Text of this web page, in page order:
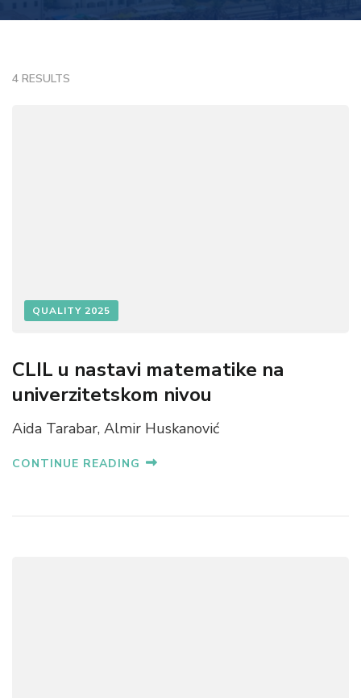
4 RESULTS
QUALITY 2025
CLIL u nastavi matematike na
univerzitetskom nivou
Aida Tarabar, Almir Huskanović
CONTINUE READING